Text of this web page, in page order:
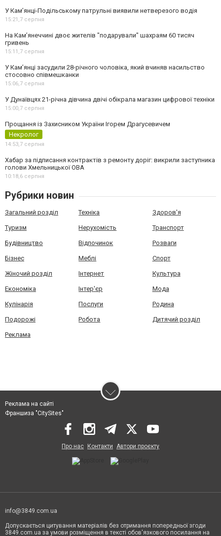
У Кам’янці-Подільському патрульні виявили нетверезого водія
15:21,7 серпня
На Камʼянеччині двоє жителів "подарували" шахраям 60 тисяч
гривень
15:11,7 серпня
У Камʼянці засудили 28-річного чоловіка, який вчиняв насильство
стосовно співмешканки
15:06,7 серпня
У Дунаївцях 21-річна дівчина двічі обікрала магазин цифрової техніки
15:00,7 серпня
Прощання із Захисником України Ігорем Драгусевичем
Некролог
14:53,7 серпня
Хабар за підписання контрактів з ремонту доріг: викрили заступника
голови Хмельницької ОВА
10:18,6 серпня
Рубрики новин
Загальний розділ Техніка Здоров'я
Туризм Нерухомість Транспорт
Будівництво Відпочинок Розваги
Бізнес Меблі Спорт
Жіночий розділ Інтернет Культура
Економіка Інтер'єр Мода
Кулінарія Послуги Родина
Подорожі Робота Дитячий розділ
Реклама
Реклама на сайті
Франшиза "CitySites"
Про нас Контакти Автори проєкту
info@3849.com.ua
Допускається цитування матеріалів без отримання попередньої згоди
3849.com.ua за умови розміщення в тексті обов'язкового посилання на